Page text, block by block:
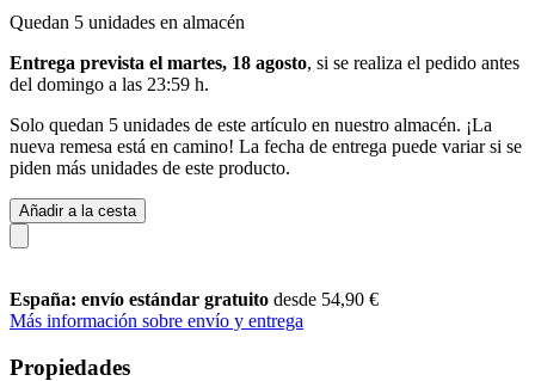
Quedan 5 unidades en almacén
Entrega prevista el martes, 18 agosto, si se realiza el pedido antes
del domingo a las 23:59 h.
Solo quedan 5 unidades de este artículo en nuestro almacén. ¡La
nueva remesa está en camino! La fecha de entrega puede variar si se
piden más unidades de este producto.
Añadir a la cesta
España: envío estándar gratuito desde 54,90 €
Más información sobre envío y entrega
Propiedades